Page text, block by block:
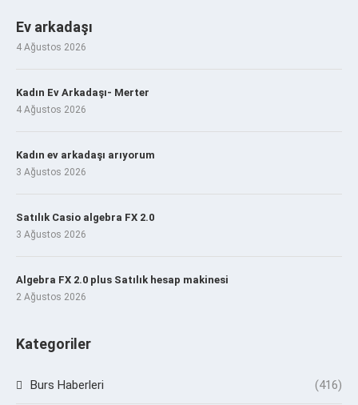
Ev arkadaşı
4 Ağustos 2026
Kadın Ev Arkadaşı- Merter
4 Ağustos 2026
Kadın ev arkadaşı arıyorum
3 Ağustos 2026
Satılık Casio algebra FX 2.0
3 Ağustos 2026
Algebra FX 2.0 plus Satılık hesap makinesi
2 Ağustos 2026
Kategoriler
Burs Haberleri (416)